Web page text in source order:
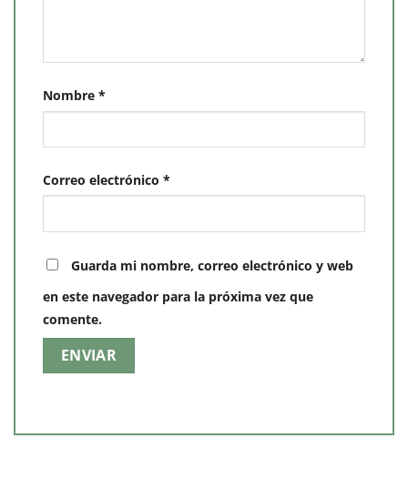
Nombre *
Correo electrónico *
Guarda mi nombre, correo electrónico y web
en este navegador para la próxima vez que
comente.